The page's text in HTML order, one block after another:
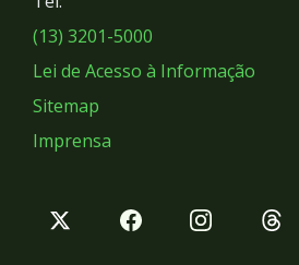
Sociais
(13) 3201-5000
Lei de Acesso à Informação
Sitemap
Imprensa